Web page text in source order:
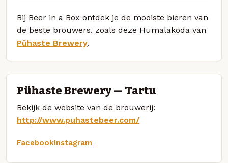
Bij Beer in a Box ontdek je de mooiste bieren van
de beste brouwers, zoals deze Humalakoda van
Pühaste Brewery.
Pühaste Brewery — Tartu
Bekijk de website van de brouwerij:
http://www.puhastebeer.com/
FacebookInstagram